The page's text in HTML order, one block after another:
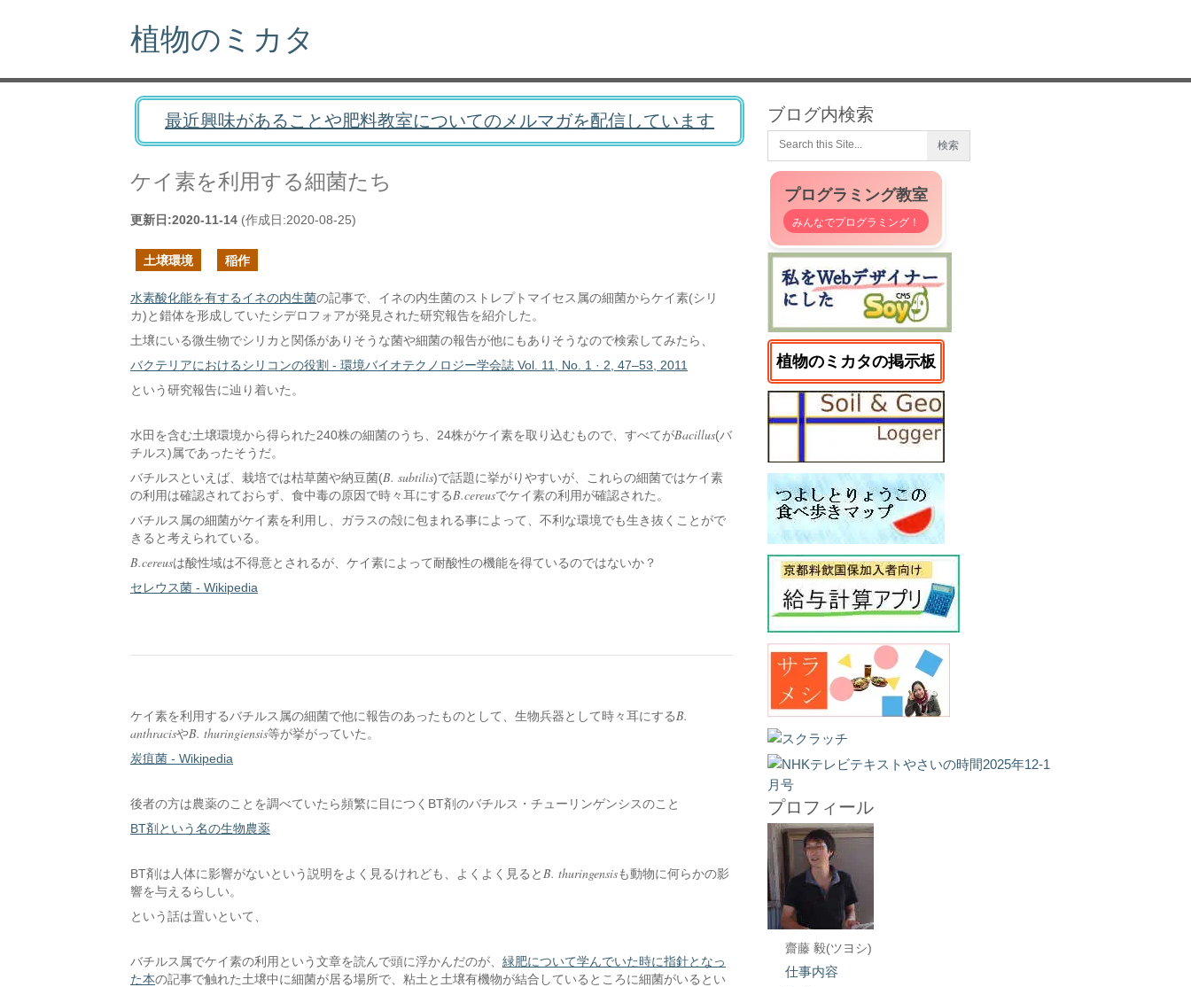
植物のミカタ
最近興味があることや肥料教室についてのメルマガを配信しています
ケイ素を利用する細菌たち
更新日:2020-11-14 (作成日:2020-08-25)
土壌環境 稲作
水素酸化能を有するイネの内生菌の記事で、イネの内生菌のストレプトマイセス属の細菌からケイ素(シリ
カ)と錯体を形成していたシデロフォアが発見された研究報告を紹介した。
土壌にいる微生物でシリカと関係がありそうな菌や細菌の報告が他にもありそうなので検索してみたら、
バクテリアにおけるシリコンの役割 - 環境バイオテクノロジー学会誌 Vol. 11, No. 1 · 2, 47–53, 2011
という研究報告に辿り着いた。
水田を含む土壌環境から得られた240株の細菌のうち、24株がケイ素を取り込むもので、すべてがBacillus(バ
チルス)属であったそうだ。
バチルスといえば、栽培では枯草菌や納豆菌(B. subtilis)で話題に挙がりやすいが、これらの細菌ではケイ素
の利用は確認されておらず、食中毒の原因で時々耳にするB.cereusでケイ素の利用が確認された。
バチルス属の細菌がケイ素を利用し、ガラスの殻に包まれる事によって、不利な環境でも生き抜くことがで
きると考えられている。
B.cereusは酸性域は不得意とされるが、ケイ素によって耐酸性の機能を得ているのではないか？
セレウス菌 - Wikipedia
ケイ素を利用するバチルス属の細菌で他に報告のあったものとして、生物兵器として時々耳にするB.
anthracisやB. thuringiensis等が挙がっていた。
炭疽菌 - Wikipedia
後者の方は農薬のことを調べていたら頻繁に目につくBT剤のバチルス・チューリンゲンシスのこと
BT剤という名の生物農薬
BT剤は人体に影響がないという説明をよく見るけれども、よくよく見るとB. thuringensisも動物に何らかの影
響を与えるらしい。
という話は置いといて、
バチルス属でケイ素の利用という文章を読んで頭に浮かんだのが、 緑肥について学んでいた時に指針となっ
た本の記事で触れた土壌中に細菌が居る場所で、粘土と土壌有機物が結合しているところに細菌がいるとい
ブログ内検索
プログラミング教室
みんなでプログラミング！
植物のミカタの掲示板
プロフィール
齋藤 毅(ツヨシ)
仕事内容